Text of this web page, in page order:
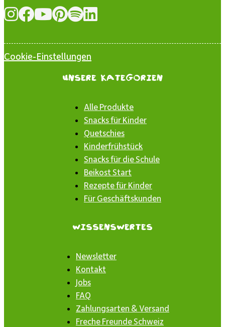
Cookie-Einstellungen
Unsere Kategorien
Alle Produkte
Snacks für Kinder
Quetschies
Kinderfrühstück
Snacks für die Schule
Beikost Start
Rezepte für Kinder
Für Geschäftskunden
Wissenswertes
Newsletter
Kontakt
Jobs
FAQ
Zahlungsarten & Versand
Freche Freunde Schweiz